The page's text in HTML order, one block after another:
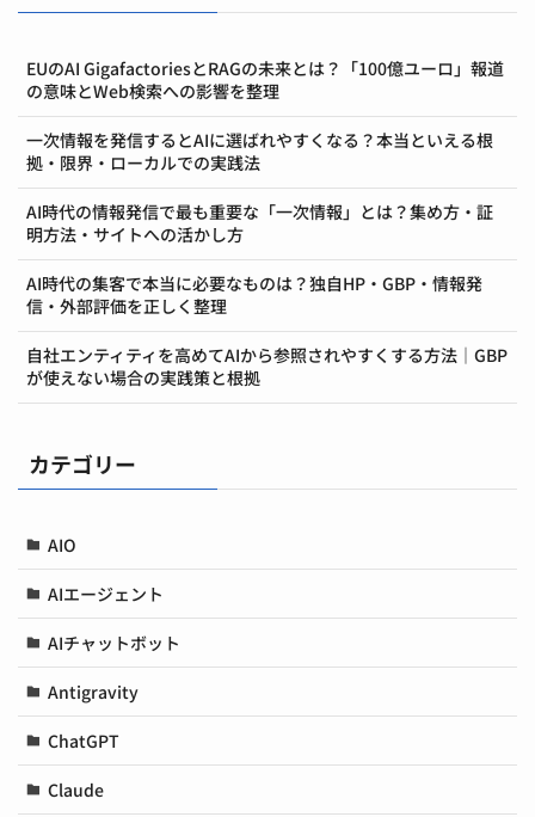
EUのAI GigafactoriesとRAGの未来とは？「100億ユーロ」報道
の意味とWeb検索への影響を整理
一次情報を発信するとAIに選ばれやすくなる？本当といえる根
拠・限界・ローカルでの実践法
AI時代の情報発信で最も重要な「一次情報」とは？集め方・証
明方法・サイトへの活かし方
AI時代の集客で本当に必要なものは？独自HP・GBP・情報発
信・外部評価を正しく整理
自社エンティティを高めてAIから参照されやすくする方法｜GBP
が使えない場合の実践策と根拠
カテゴリー
AIO
AIエージェント
AIチャットボット
Antigravity
ChatGPT
Claude